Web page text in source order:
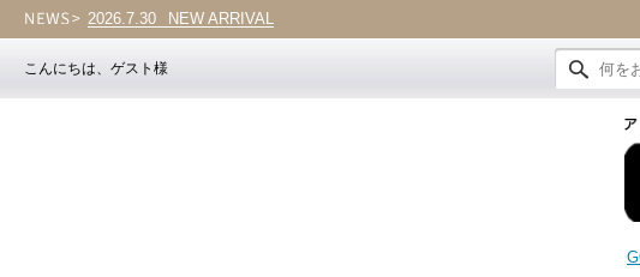
2026.7.30 NEW ARRIVAL
こんにちは、ゲスト様